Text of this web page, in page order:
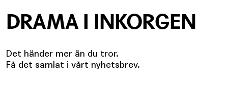
DRAMA I INKORGEN
Det händer mer än du tror.
Få det samlat i vårt nyhetsbrev.